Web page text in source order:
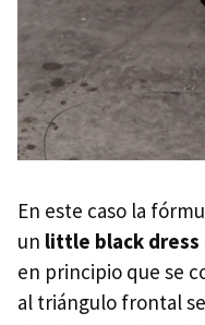
En este caso la
un little black dress
en principio que se
al triángulo frontal